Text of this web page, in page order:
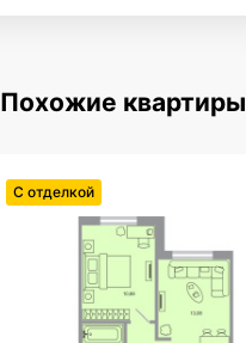
Похожие квартиры
С отделкой